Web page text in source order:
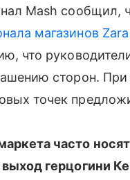
Mash сообщил,
магазинов
что
сторон.
точек
часто
выход герцогини